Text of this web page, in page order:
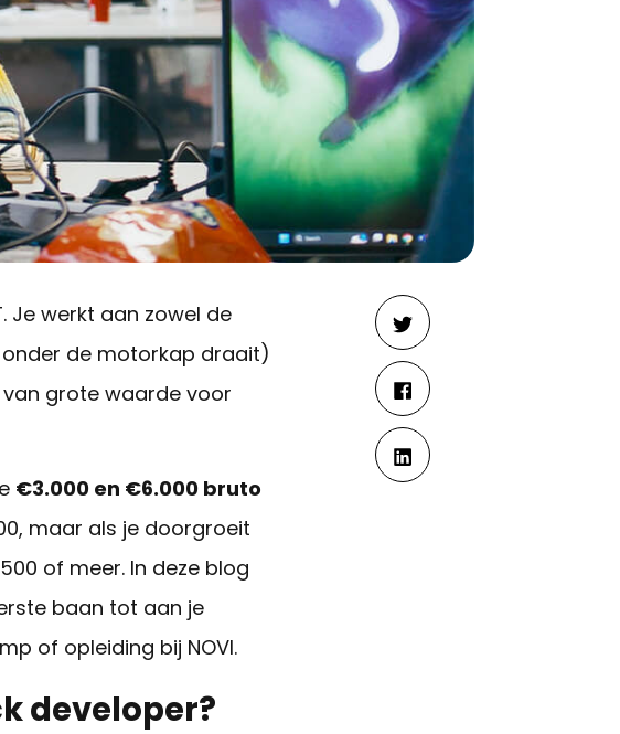
Je werkt aan zowel de
de motorkap draait)
grote waarde voor
€3.000 en €6.000 bruto
maar als je doorgroeit
of meer. In deze blog
baan tot aan je
of opleiding bij NOVI.
developer?